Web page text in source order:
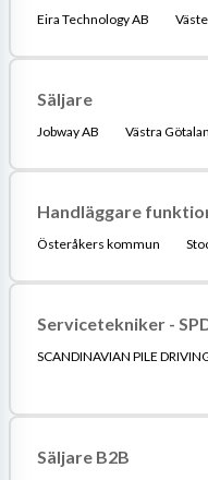
Eira Technology AB
Säljare
Jobway AB Västra
Handläggare
Österåkers kommun
Servicetekniker -
SCANDINAVIAN PILE
Säljare B2B